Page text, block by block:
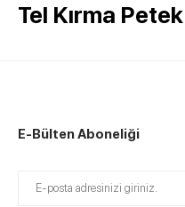
Tel Kırma
E-Bülten Aboneliği